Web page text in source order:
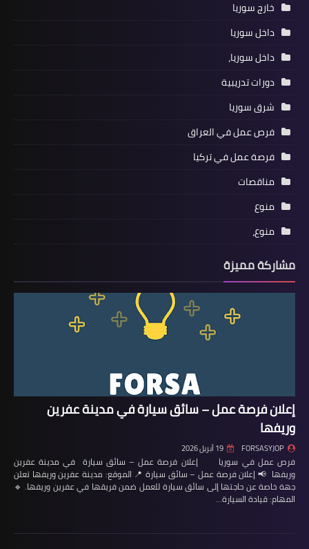
خارج سوريا
داخل سوريا
داخل سوريا،
دورات تدريبية
شرق سوريا
فرص عمل في العراق
فرصة عمل في تركيا
مناقصات
منوع
منوع،
مشاركة مميزة
إعلان فرصة عمل – سائق سيارة في مدينة عفرين
وريفها
FORSASYJOP 19 أبريل 2026
فرص عمل في سوريا إعلان فرصة عمل – سائق سيارة في مدينة عفرين
وريفها 📢 إعلان فرصة عمل – سائق سيارة 📍 الموقع: مدينة عفرين وريفها تعلن
جهة خاصة عن حاجتها إلى سائق سيارة للعمل ضمن فريقها في عفرين وريفها. 🔹
المهام: قيادة السيارة…